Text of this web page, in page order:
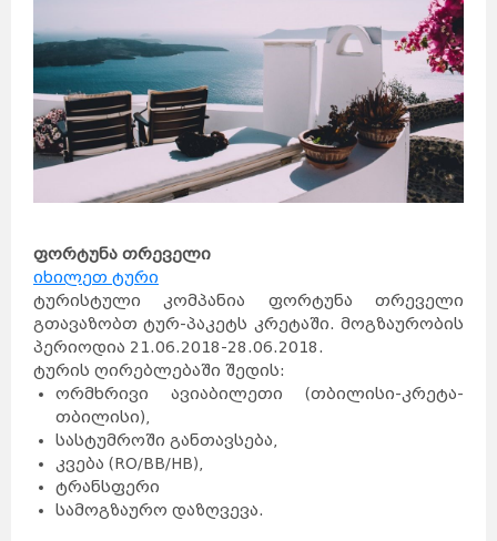
ფორტუნა თრეველი
იხილეთ ტური
ტურისტული კომპანია ფორტუნა თრეველი
გთავაზობთ ტურ-პაკეტს კრეტაში. მოგზაურობის
პერიოდია 21.06.2018-28.06.2018.
ტურის ღირებლებაში შედის:
ორმხრივი ავიაბილეთი (თბილისი-კრეტა-
თბილისი),
სასტუმროში განთავსება,
კვება (RO/BB/HB),
ტრანსფერი
სამოგზაურო დაზღვევა.